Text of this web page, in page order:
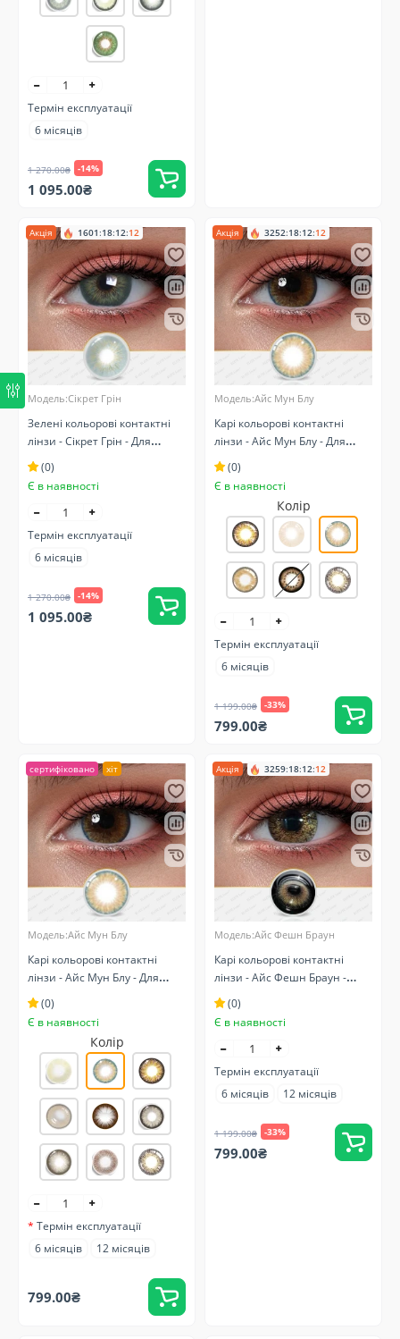
Термін експлуатації
6 місяців
1 270.00₴ -14%
1 095.00₴
Акція 1601:18:12:11
Модель:Сікрет Грін
Зелені кольорові контактні
лінзи - Сікрет Грін - Для
світлих та темних очей -
Натуральні
(0)
Є в наявності
Термін експлуатації
6 місяців
1 270.00₴ -14%
1 095.00₴
Акція 3252:18:12:11
Модель:Айс Мун Блу
Карі кольорові контактні
лінзи - Айс Мун Блу - Для
світлих очей - Натуральні
(0)
Є в наявності
Колір
Термін експлуатації
6 місяців
1 199.00₴ -33%
799.00₴
сертифіковано хіт
Модель:Айс Мун Блу
Карі кольорові контактні
лінзи - Айс Мун Блу - Для
чорних очей - Натуральні
(0)
Є в наявності
Колір
Термін експлуатації
6 місяців
12 місяців
799.00₴
Акція 3259:18:12:12
Модель:Айс Фешн Браун
Карі кольорові контактні
лінзи - Айс Фешн Браун -
Натуральні з блискітками
(0)
Є в наявності
Термін експлуатації
6 місяців
12 місяців
1 199.00₴ -33%
799.00₴